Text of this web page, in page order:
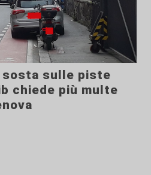
sosta sulle piste
chiede più multe